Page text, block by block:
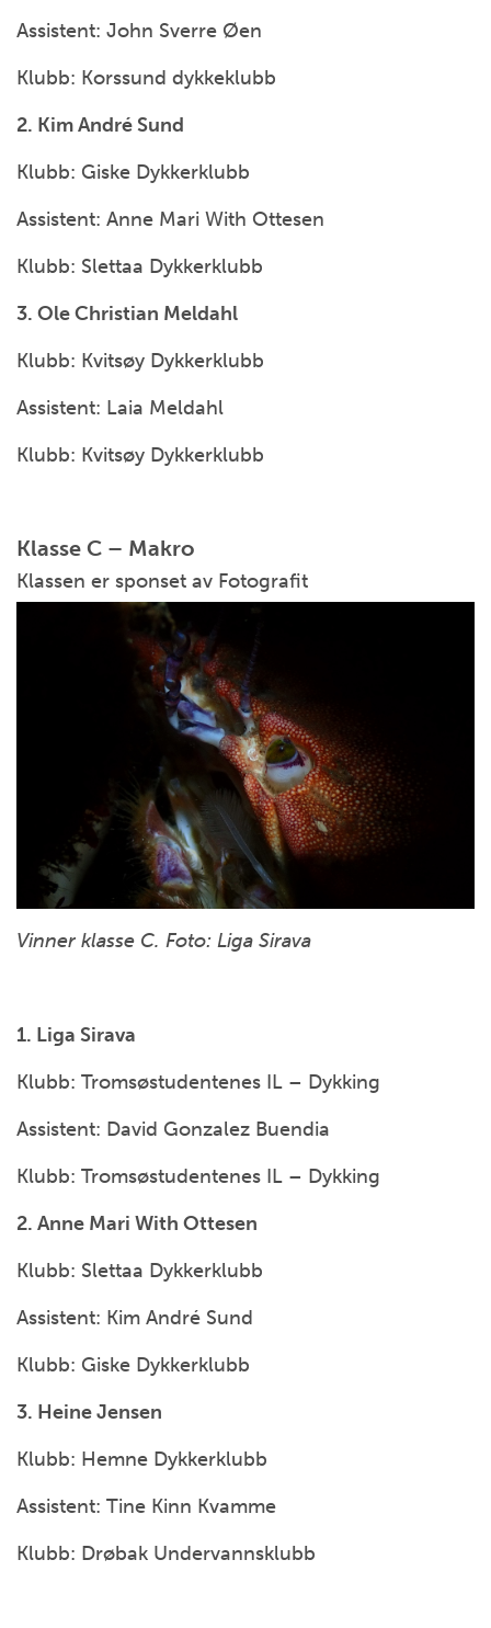
Assistent: John Sverre Øen
Klubb: Korssund dykkeklubb
2. Kim André Sund
Klubb: Giske Dykkerklubb
Assistent: Anne Mari With Ottesen
Klubb: Slettaa Dykkerklubb
3. Ole Christian Meldahl
Klubb: Kvitsøy Dykkerklubb
Assistent: Laia Meldahl
Klubb: Kvitsøy Dykkerklubb
Klasse C – Makro
Klassen er sponset av Fotografit
Vinner klasse C. Foto: Liga Sirava
1. Liga Sirava
Klubb: Tromsøstudentenes IL – Dykking
Assistent: David Gonzalez Buendia
Klubb: Tromsøstudentenes IL – Dykking
2. Anne Mari With Ottesen
Klubb: Slettaa Dykkerklubb
Assistent: Kim André Sund
Klubb: Giske Dykkerklubb
3. Heine Jensen
Klubb: Hemne Dykkerklubb
Assistent: Tine Kinn Kvamme
Klubb: Drøbak Undervannsklubb